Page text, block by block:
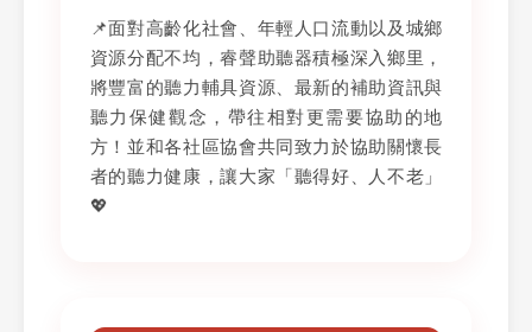
📌面對高齡化社會、年輕人口流動以及城鄉
資源分配不均，睿聲助聽器積極深入鄉里，
將豐富的聽力輔具資源、最新的補助資訊與
聽力保健觀念，帶往相對更需要協助的地
方！並和各社區協會共同致力於協助關懷長
者的聽力健康，讓大家「聽得好、人不老」
💖